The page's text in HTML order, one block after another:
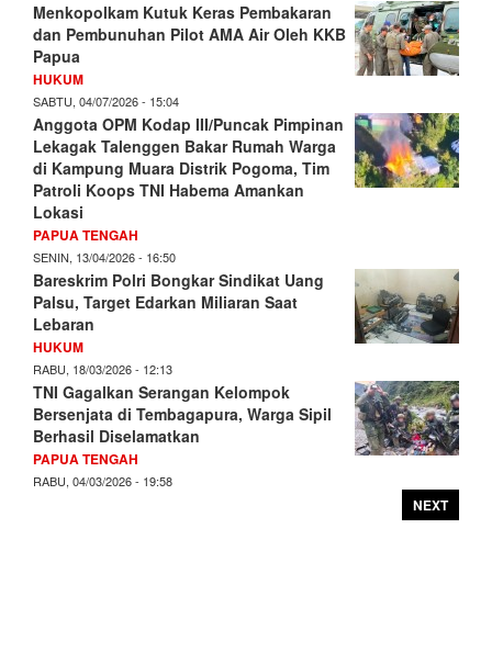
Menkopolkam Kutuk Keras Pembakaran
dan Pembunuhan Pilot AMA Air Oleh KKB
Papua
HUKUM
SABTU, 04/07/2026 - 15:04
Anggota OPM Kodap III/Puncak Pimpinan
Lekagak Talenggen Bakar Rumah Warga
di Kampung Muara Distrik Pogoma, Tim
Patroli Koops TNI Habema Amankan
Lokasi
PAPUA TENGAH
SENIN, 13/04/2026 - 16:50
Bareskrim Polri Bongkar Sindikat Uang
Palsu, Target Edarkan Miliaran Saat
Lebaran
HUKUM
RABU, 18/03/2026 - 12:13
TNI Gagalkan Serangan Kelompok
Bersenjata di Tembagapura, Warga Sipil
Berhasil Diselamatkan
PAPUA TENGAH
RABU, 04/03/2026 - 19:58
NEXT